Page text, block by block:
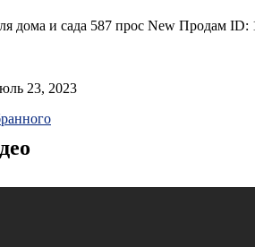
дома и сада 587 прос New Продам ID:
23, 2023